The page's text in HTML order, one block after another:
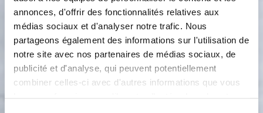
annonces, d'offrir des fonctionnalités relatives aux
médias sociaux et d'analyser notre trafic. Nous
partageons également des informations sur l'utilisation de
notre site avec nos partenaires de médias sociaux, de
publicité et d'analyse, qui peuvent potentiellement
combiner celles-ci avec d'autres informations que vous
150 gramme(s) de crème fraîche
1blanc(s) d’œuf(s)
100 gramme(s) de sucre glace